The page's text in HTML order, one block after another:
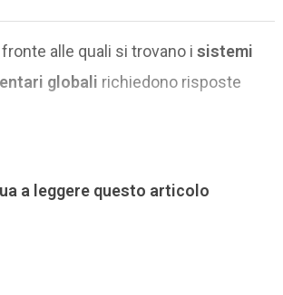
alle quali si trovano isistemi
globali richiedono risposte
a leggere questo articolo